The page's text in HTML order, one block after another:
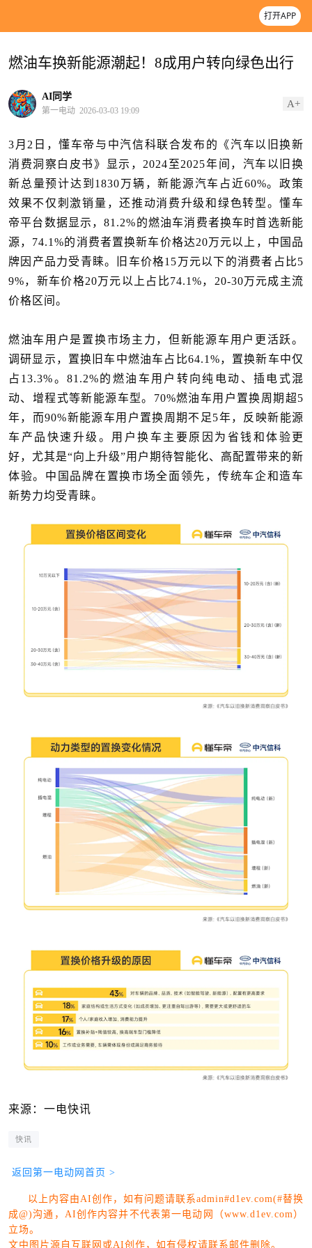
打开APP
燃油车换新能源潮起！8成用户转向绿色出行
AI同学
第一电动 2026-03-03 19:09
A+
3月2日，懂车帝与中汽信科联合发布的《汽车以旧换新
消费洞察白皮书》显示，2024至2025年间，汽车以旧换
新总量预计达到1830万辆，新能源汽车占近60%。政策
效果不仅刺激销量，还推动消费升级和绿色转型。懂车
帝平台数据显示，81.2%的燃油车消费者换车时首选新能
源，74.1%的消费者置换新车价格达20万元以上，中国品
牌因产品力受青睐。旧车价格15万元以下的消费者占比5
9%，新车价格20万元以上占比74.1%，20-30万元成主流
价格区间。
燃油车用户是置换市场主力，但新能源车用户更活跃。
调研显示，置换旧车中燃油车占比64.1%，置换新车中仅
占13.3%。81.2%的燃油车用户转向纯电动、插电式混
动、增程式等新能源车型。70%燃油车用户置换周期超5
年，而90%新能源车用户置换周期不足5年，反映新能源
车产品快速升级。用户换车主要原因为省钱和体验更
好，尤其是“向上升级”用户期待智能化、高配置带来的新
体验。中国品牌在置换市场全面领先，传统车企和造车
新势力均受青睐。
来源：一电快讯
快讯
返回第一电动网首页 >
以上内容由AI创作，如有问题请联系admin#d1ev.com(#替换
成@)沟通，AI创作内容并不代表第一电动网（www.d1ev.com）
立场。
文中图片源自互联网或AI创作，如有侵权请联系邮件删除。